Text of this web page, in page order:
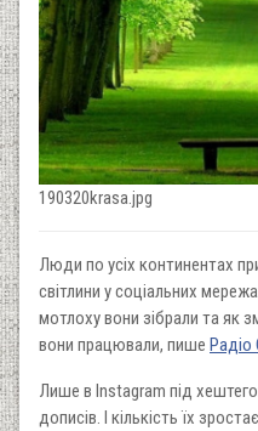
190320krasa.jpg
Люди по усіх континентах
світлини у соціальних
мотлоху вони зібрали та як
вони працювали, пише
Лише в Instagram під
дописів. І кількість їх